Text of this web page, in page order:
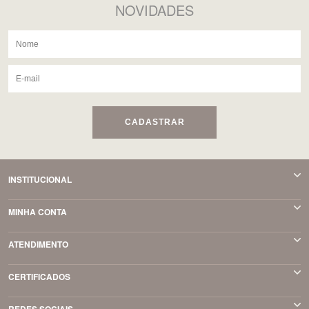
NOVIDADES
CADASTRAR
INSTITUCIONAL
MINHA CONTA
ATENDIMENTO
CERTIFICADOS